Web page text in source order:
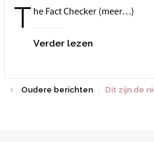
T he Fact Checker (meer…)
Verder lezen
Oudere berichten Dit zijn de